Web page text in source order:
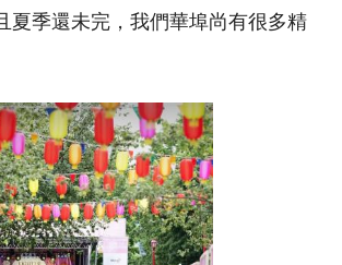
夏季還未完，我們華埠尚有很多精